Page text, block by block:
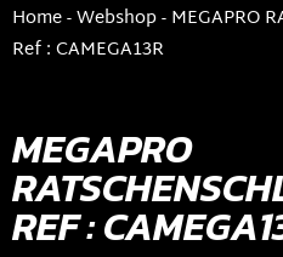
Home-Webshop-MEGAPRO
Ref : CAMEGA13R
MEGAPRO
REF :